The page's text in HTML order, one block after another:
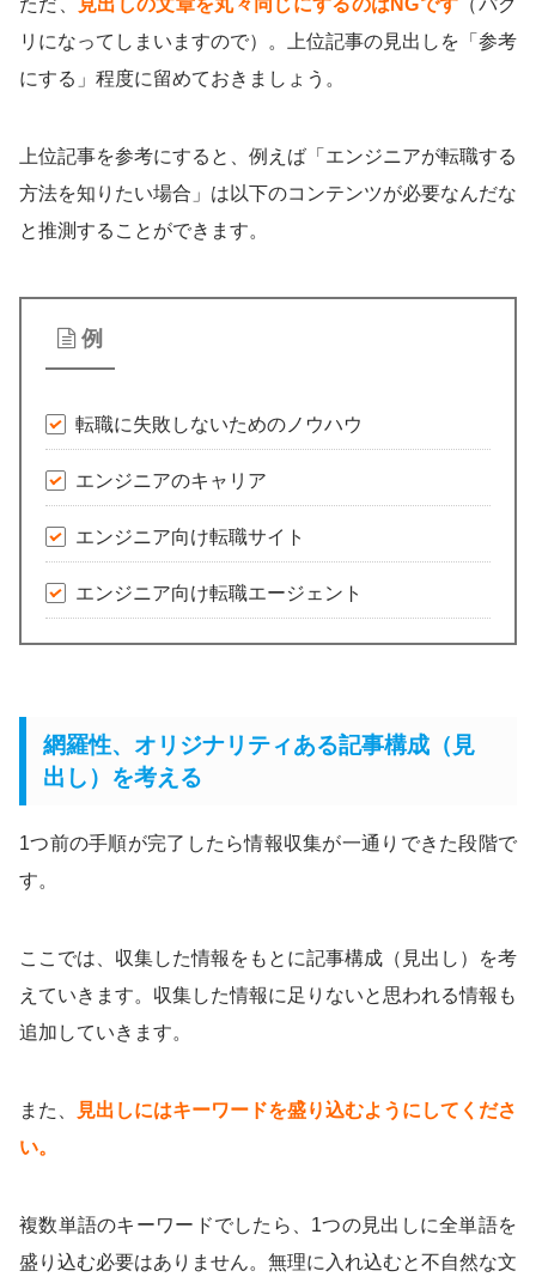
ただ、 見出しの文章を丸々同じにするのはNGです （パク
リになってしまいますので）。上位記事の見出しを「参考
にする」程度に留めておきましょう。
上位記事を参考にすると、例えば「エンジニアが転職する
方法を知りたい場合」は以下のコンテンツが必要なんだな
と推測することができます。
例
転職に失敗しないためのノウハウ
エンジニアのキャリア
エンジニア向け転職サイト
エンジニア向け転職エージェント
網羅性、オリジナリティある記事構成（見
出し）を考える
1つ前の手順が完了したら情報収集が一通りできた段階で
す。
ここでは、収集した情報をもとに記事構成（見出し）を考
えていきます。収集した情報に足りないと思われる情報も
追加していきます。
また、
見出しにはキーワードを盛り込むようにしてくださ
い。
複数単語のキーワードでしたら、1つの見出しに全単語を
盛り込む必要はありません。無理に入れ込むと不自然な文